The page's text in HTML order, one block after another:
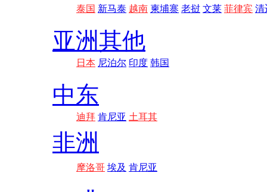
泰国 新马泰 越南 柬埔寨 老挝 文莱 菲律宾 清
亚洲其他
日本 尼泊尔 印度 韩国
中东
迪拜 肯尼亚 土耳其
非洲
摩洛哥 埃及 肯尼亚